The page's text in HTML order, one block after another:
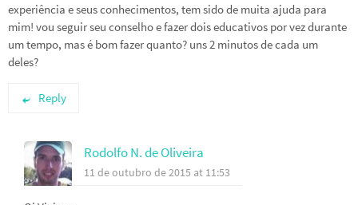
experiência e seus conhecimentos, tem sido de muita ajuda para
mim! vou seguir seu conselho e fazer dois educativos por vez durante
um tempo, mas é bom fazer quanto? uns 2 minutos de cada um
deles?
Reply
Rodolfo N. de Oliveira
11 de outubro de 2015 at 11:53